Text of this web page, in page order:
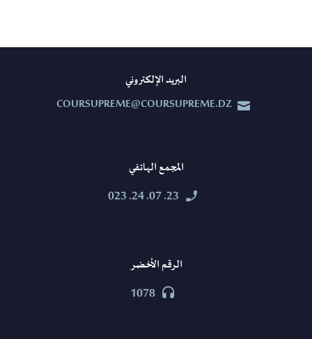
البريد الإلكتروني


COURSUPREME@COURSUPREME.DZ
المجمع الهاتفي


23. 07. 24. 023
الرقم الأخضر


1078